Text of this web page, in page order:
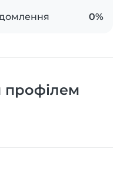
0%
профілем